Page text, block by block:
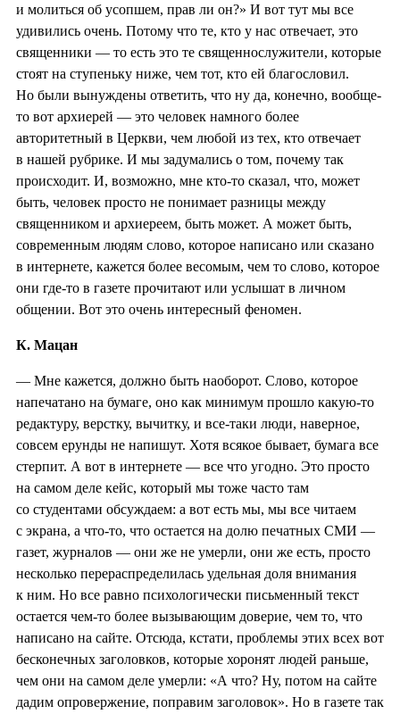
и молиться об усопшем, прав ли он?» И вот тут мы все
удивились очень. Потому что те, кто у нас отвечает, это
священники — то есть это те священнослужители, которые
стоят на ступеньку ниже, чем тот, кто ей благословил.
Но были вынуждены ответить, что ну да, конечно, вообще-
то вот архиерей — это человек намного более
авторитетный в Церкви, чем любой из тех, кто отвечает
в нашей рубрике. И мы задумались о том, почему так
происходит. И, возможно, мне кто-то сказал, что, может
быть, человек просто не понимает разницы между
священником и архиереем, быть может. А может быть,
современным людям слово, которое написано или сказано
в интернете, кажется более весомым, чем то слово, которое
они где-то в газете прочитают или услышат в личном
общении. Вот это очень интересный феномен.
К. Мацан
— Мне кажется, должно быть наоборот. Слово, которое
напечатано на бумаге, оно как минимум прошло какую-то
редактуру, верстку, вычитку, и все-таки люди, наверное,
совсем ерунды не напишут. Хотя всякое бывает, бумага все
стерпит. А вот в интернете — все что угодно. Это просто
на самом деле кейс, который мы тоже часто там
со студентами обсуждаем: а вот есть мы, мы все читаем
с экрана, а что-то, что остается на долю печатных СМИ —
газет, журналов — они же не умерли, они же есть, просто
несколько перераспределилась удельная доля внимания
к ним. Но все равно психологически письменный текст
остается чем-то более вызывающим доверие, чем то, что
написано на сайте. Отсюда, кстати, проблемы этих всех вот
бесконечных заголовков, которые хоронят людей раньше,
чем они на самом деле умерли: «А что? Ну, потом на сайте
дадим опровержение, поправим заголовок». Но в газете так